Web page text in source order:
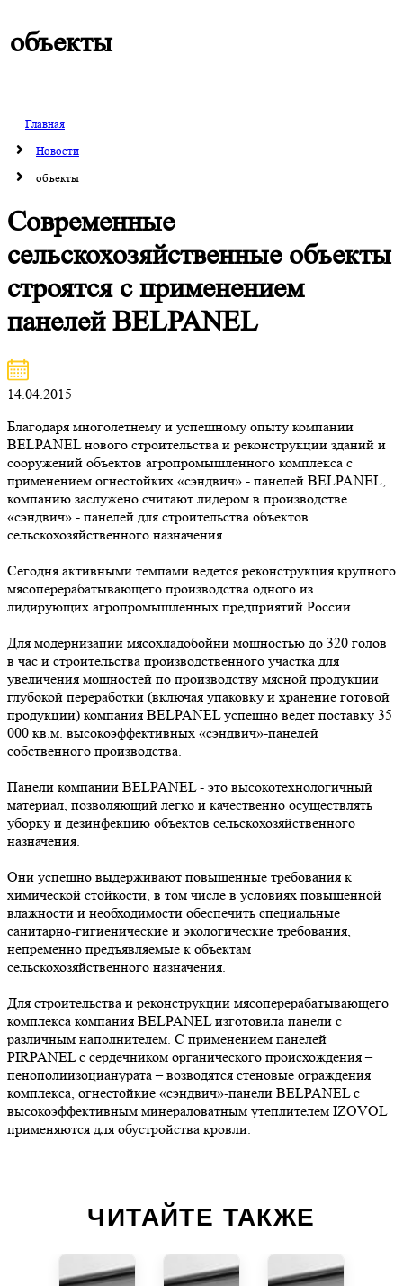
объекты
Главная
Новости
объекты
Современные
сельскохозяйственные объекты
строятся с применением
панелей BELPANEL
14.04.2015
Благодаря многолетнему и успешному опыту компании
BELPANEL нового строительства и реконструкции зданий и
сооружений объектов агропромышленного комплекса с
применением огнестойких «сэндвич» - панелей BELPANEL,
компанию заслужено считают лидером в производстве
«сэндвич» - панелей для строительства объектов
сельскохозяйственного назначения.
Сегодня активными темпами ведется реконструкция крупного
мясоперерабатывающего производства одного из
лидирующих агропромышленных предприятий России.
Для модернизации мясохладобойни мощностью до 320 голов
в час и строительства производственного участка для
увеличения мощностей по производству мясной продукции
глубокой переработки (включая упаковку и хранение готовой
продукции) компания BELPANEL успешно ведет поставку 35
000 кв.м. высокоэффективных «сэндвич»-панелей
собственного производства.
Панели компании BELPANEL - это высокотехнологичный
материал, позволяющий легко и качественно осуществлять
уборку и дезинфекцию объектов сельскохозяйственного
назначения.
Они успешно выдерживают повышенные требования к
химической стойкости, в том числе в условиях повышенной
влажности и необходимости обеспечить специальные
санитарно-гигиенические и экологические требования,
непременно предъявляемые к объектам
сельскохозяйственного назначения.
Для строительства и реконструкции мясоперерабатывающего
комплекса компания BELPANEL изготовила панели с
различным наполнителем. С применением панелей
PIRPANEL с сердечником органического происхождения –
пенополиизоцианурата – возводятся стеновые ограждения
комплекса, огнестойкие «сэндвич»-панели BELPANEL с
высокоэффективным минераловатным утеплителем IZOVOL
применяются для обустройства кровли.
ЧИТАЙТЕ ТАКЖЕ